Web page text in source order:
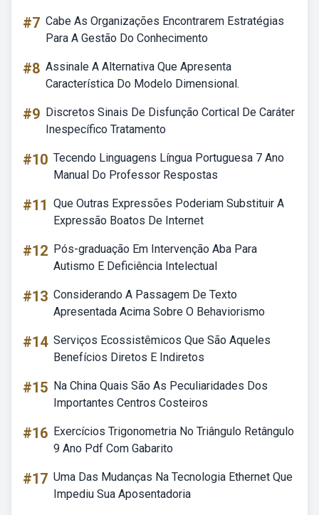
#7 Cabe As Organizações Encontrarem Estratégias
Para A Gestão Do Conhecimento
#8 Assinale A Alternativa Que Apresenta
Característica Do Modelo Dimensional.
#9 Discretos Sinais De Disfunção Cortical De Caráter
Inespecífico Tratamento
#10 Tecendo Linguagens Língua Portuguesa 7 Ano
Manual Do Professor Respostas
#11 Que Outras Expressões Poderiam Substituir A
Expressão Boatos De Internet
#12 Pós-graduação Em Intervenção Aba Para
Autismo E Deficiência Intelectual
#13 Considerando A Passagem De Texto
Apresentada Acima Sobre O Behaviorismo
#14 Serviços Ecossistêmicos Que São Aqueles
Benefícios Diretos E Indiretos
#15 Na China Quais São As Peculiaridades Dos
Importantes Centros Costeiros
#16 Exercícios Trigonometria No Triângulo Retângulo
9 Ano Pdf Com Gabarito
#17 Uma Das Mudanças Na Tecnologia Ethernet Que
Impediu Sua Aposentadoria